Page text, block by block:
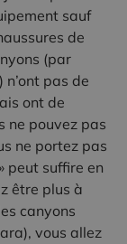
sauf
de
(par
pas de
ont de
ne pouvez pas
ne portez pas
peut suffire en
être plus à
canyons
vous allez